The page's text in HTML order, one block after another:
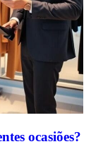
ocasiões?